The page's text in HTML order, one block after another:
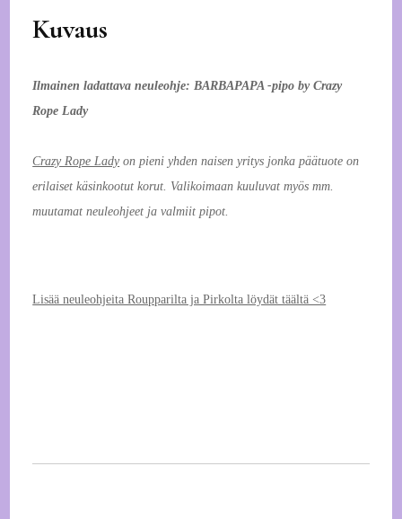
Kuvaus
Ilmainen ladattava neuleohje: BARBAPAPA -pipo by Crazy
Rope Lady
Crazy Rope Lady on pieni yhden naisen yritys jonka päätuote on
erilaiset käsinkootut korut. Valikoimaan kuuluvat myös mm.
muutamat neuleohjeet ja valmiit pipot.
Lisää neuleohjeita Roupparilta ja Pirkolta löydät täältä <3